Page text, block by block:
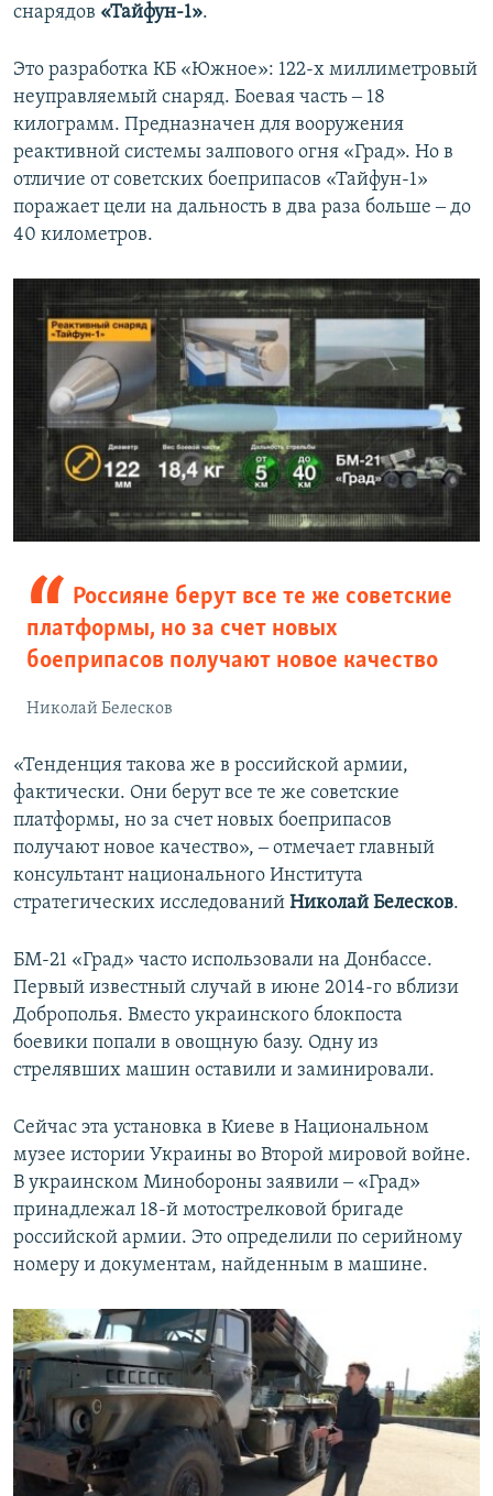
снарядов «Тайфун-1».
Это разработка КБ «Южное»: 122-х миллиметровый
неуправляемый снаряд. Боевая часть ‒ 18
килограмм. Предназначен для вооружения
реактивной системы залпового огня «Град». Но в
отличие от советских боеприпасов «Тайфун-1»
поражает цели на дальность в два раза больше ‒ до
40 километров.
Россияне берут все те же советские
платформы, но за счет новых
боеприпасов получают новое качество
Николай Белесков
«Тенденция такова же в российской армии,
фактически. Они берут все те же советские
платформы, но за счет новых боеприпасов
получают новое качество», ‒ отмечает главный
консультант национального Института
стратегических исследований Николай Белесков.
БМ-21 «Град» часто использовали на Донбассе.
Первый известный случай в июне 2014-го вблизи
Доброполья. Вместо украинского блокпоста
боевики попали в овощную базу. Одну из
стрелявших машин оставили и заминировали.
Сейчас эта установка в Киеве в Национальном
музее истории Украины во Второй мировой войне.
В украинском Минобороны заявили ‒ «Град»
принадлежал 18-й мотострелковой бригаде
российской армии. Это определили по серийному
номеру и документам, найденным в машине.